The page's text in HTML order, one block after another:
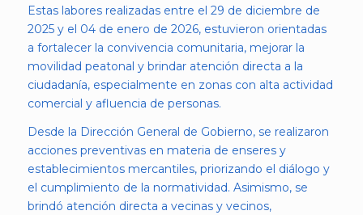
Estas labores realizadas entre el 29 de diciembre de
2025 y el 04 de enero de 2026, estuvieron orientadas
a fortalecer la convivencia comunitaria, mejorar la
movilidad peatonal y brindar atención directa a la
ciudadanía, especialmente en zonas con alta actividad
comercial y afluencia de personas.
Desde la Dirección General de Gobierno, se realizaron
acciones preventivas en materia de enseres y
establecimientos mercantiles, priorizando el diálogo y
el cumplimiento de la normatividad. Asimismo, se
brindó atención directa a vecinas y vecinos,